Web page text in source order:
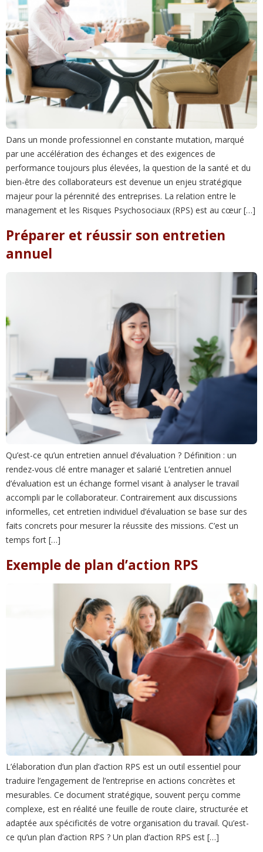
Dans un monde professionnel en constante mutation, marqué
par une accélération des échanges et des exigences de
performance toujours plus élevées, la question de la santé et du
bien-être des collaborateurs est devenue un enjeu stratégique
majeur pour la pérennité des entreprises. La relation entre le
management et les Risques Psychosociaux (RPS) est au cœur […]
Préparer et réussir son entretien
annuel
Qu’est-ce qu’un entretien annuel d’évaluation ? Définition : un
rendez-vous clé entre manager et salarié L’entretien annuel
d’évaluation est un échange formel visant à analyser le travail
accompli par le collaborateur. Contrairement aux discussions
informelles, cet entretien individuel d’évaluation se base sur des
faits concrets pour mesurer la réussite des missions. C’est un
temps fort […]
Exemple de plan d’action RPS
L’élaboration d’un plan d’action RPS est un outil essentiel pour
traduire l’engagement de l’entreprise en actions concrètes et
mesurables. Ce document stratégique, souvent perçu comme
complexe, est en réalité une feuille de route claire, structurée et
adaptée aux spécificités de votre organisation du travail. Qu’est-
ce qu’un plan d’action RPS ? Un plan d’action RPS est […]